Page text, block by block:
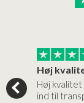
Høj
Høj kvalitet
ind til